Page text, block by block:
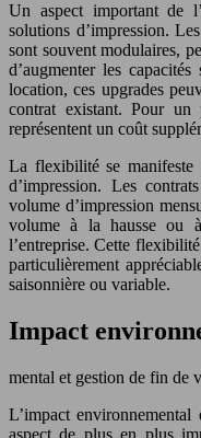
Un aspect important de
solutions d’impression.
sont souvent modulaires,
d’augmenter les
location, ces upgrades
contrat existant. Pour un
représentent un coût
La flexibilité se manifeste
d’impression. Les
volume d’impression
volume à la hausse ou
l’entreprise. Cette
particulièrement
saisonnière ou variable.
Impact
mental et gestion de fin de
L’impact environnemental
aspect de plus en plus